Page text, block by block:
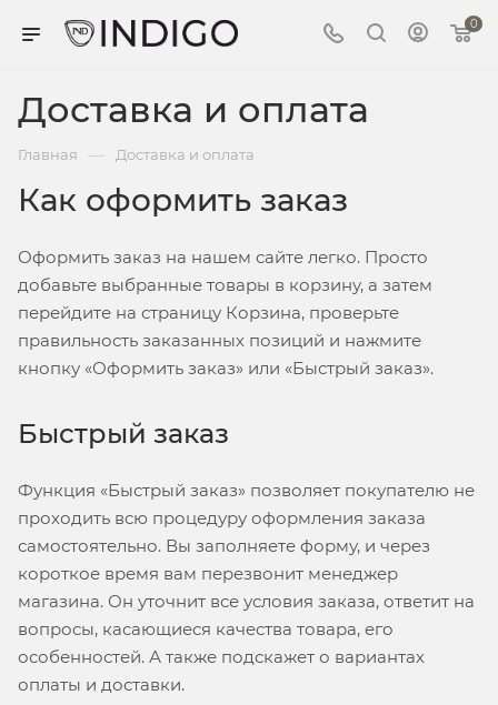
0
Доставка и оплата
Главная — Доставка и оплата
Как оформить заказ
Оформить заказ на нашем сайте легко. Просто
добавьте выбранные товары в корзину, а затем
перейдите на страницу Корзина, проверьте
правильность заказанных позиций и нажмите
кнопку «Оформить заказ» или «Быстрый заказ».
Быстрый заказ
Функция «Быстрый заказ» позволяет покупателю не
проходить всю процедуру оформления заказа
самостоятельно. Вы заполняете форму, и через
короткое время вам перезвонит менеджер
магазина. Он уточнит все условия заказа, ответит на
вопросы, касающиеся качества товара, его
особенностей. А также подскажет о вариантах
оплаты и доставки.